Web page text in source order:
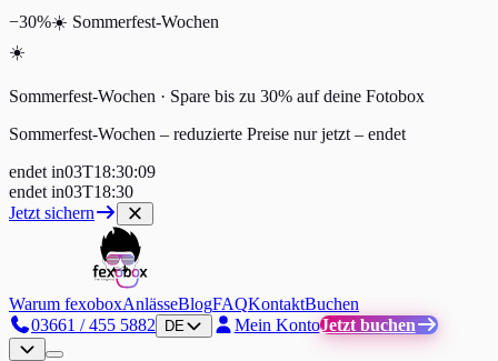
−30%☀️ Sommerfest-Wochen
☀️
Sommerfest-Wochen · Spare bis zu 30% auf deine Fotobox
Sommerfest-Wochen – reduzierte Preise nur jetzt – endet
endet in03T18:30:09
endet in03T18:30
Jetzt sichern
Warum fexoboxAnlässeBlogFAQKontaktBuchen
03661 / 455 5882
DE Mein KontoJetzt buchen